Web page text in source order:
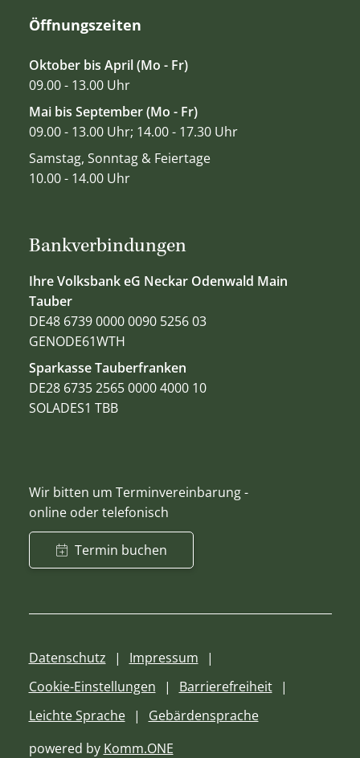
Bankverbindungen
Ihre Volksbank eG Neckar Odenwald Main
Tauber
DE48 6739 0000 0090 5256 03
GENODE61WTH
Sparkasse Tauberfranken
DE28 6735 2565 0000 4000 10
SOLADES1 TBB
Wir bitten um Terminvereinbarung -
online oder telefonisch
Termin buchen
Öffnungszeiten
Oktober bis April (Mo - Fr)
09.00 - 13.00 Uhr
Mai bis September (Mo - Fr)
09.00 - 13.00 Uhr; 14.00 - 17.30 Uhr
Samstag, Sonntag & Feiertage
10.00 - 14.00 Uhr
Datenschutz
Impressum
Cookie-Einstellungen
Barrierefreiheit
Leichte Sprache
Gebärdensprache
powered by Komm.ONE